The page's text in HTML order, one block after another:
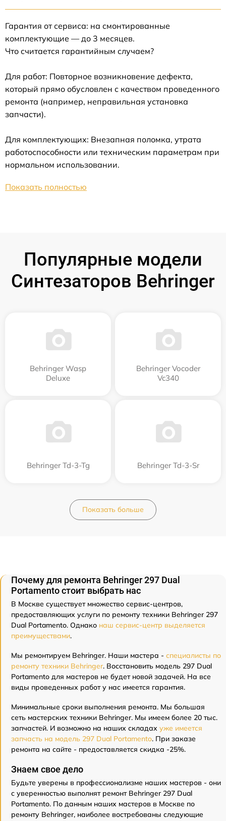
Гарантия от сервиса: на смонтированные
комплектующие — до 3 месяцев.
Что считается гарантийным случаем?
Для работ: Повторное возникновение дефекта,
который прямо обусловлен с качеством проведенного
ремонта (например, неправильная установка
запчасти).
Для комплектующих: Внезапная поломка, утрата
работоспособности или техническим параметрам при
нормальном использовании.
Показать полностью
Популярные модели
Синтезаторов Behringer
Behringer Wasp
Deluxe
Behringer Vocoder
Vc340
Behringer Td-3-Tg Behringer Td-3-Sr
Показать больше
Почему для ремонта Behringer 297 Dual
Portamento стоит выбрать нас
В Москве существует множество сервис-центров,
предоставляющих услуги по ремонту техники Behringer 297
Dual Portamento. Однако наш сервис-центр выделяется
преимуществами.
Мы ремонтируем Behringer. Наши мастера - специалисты по
ремонту техники Behringer. Восстановить модель 297 Dual
Portamento для мастеров не будет новой задачей. На все
виды проведенных работ у нас имеется гарантия.
Минимальные сроки выполнения ремонта. Мы большая
сеть мастерских техники Behringer. Мы имеем более 20 тыс.
запчастей. И возможно на наших складах уже имеется
запчасть на модель 297 Dual Portamento. При заказе
ремонта на сайте - предоставляется скидка -25%.
Знаем свое дело
Будьте уверены в профессионализме наших мастеров - они
с уверенностью выполнят ремонт Behringer 297 Dual
Portamento. По данным наших мастеров в Москве по
ремонту Behringer, наиболее востребованы следующие